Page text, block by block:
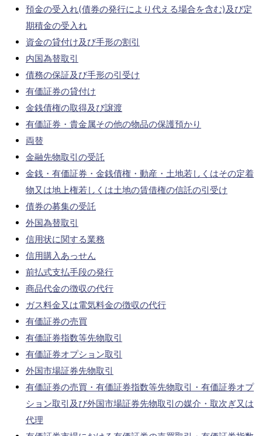
預金の受入れ(債券の発行により代える場合を含む)及び定
期積金の受入れ
資金の貸付け及び手形の割引
内国為替取引
債務の保証及び手形の引受け
有価証券の貸付け
金銭債権の取得及び譲渡
有価証券・貴金属その他の物品の保護預かり
両替
金融先物取引の受託
金銭・有価証券・金銭債権・動産・土地若しくはその定着
物又は地上権若しくは土地の賃借権の信託の引受け
債券の募集の受託
外国為替取引
信用状に関する業務
信用購入あっせん
前払式支払手段の発行
商品代金の徴収の代行
ガス料金又は電気料金の徴収の代行
有価証券の売買
有価証券指数等先物取引
有価証券オプション取引
外国市場証券先物取引
有価証券の売買・有価証券指数等先物取引・有価証券オプ
ション取引及び外国市場証券先物取引の媒介・取次ぎ又は
代理